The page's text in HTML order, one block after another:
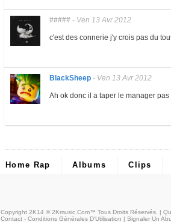
##### - Ven 13 Avr 2012
c'est des connerie j'y crois pas du
BlackSheep - Ven 13 Avr 2012
Ah ok donc il a taper le manager pas
Home Rap Albums Clips
Copyright 2K14 © 2Kmusic.com™ Tous Droits Réservés . |
Contact - Conditions Générales D'Utilisation | Signaler Un